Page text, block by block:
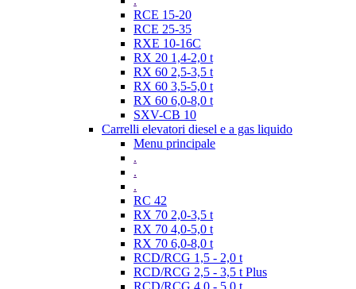
RCE 15-20
RCE 25-35
RXE 10-16C
RX 20 1,4-2,0 t
RX 60 2,5-3,5 t
RX 60 3,5-5,0 t
RX 60 6,0-8,0 t
SXV-CB 10
Carrelli elevatori diesel e a gas liquido
Menu principale
.
.
.
RC 42
RX 70 2,0-3,5 t
RX 70 4,0-5,0 t
RX 70 6,0-8,0 t
RCD/RCG 1,5 - 2,0 t
RCD/RCG 2,5 - 3,5 t Plus
RCD/RCG 4,0 - 5,0 t